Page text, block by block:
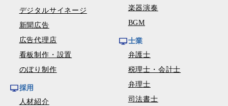
デジタルサイネージ
新聞広告
広告代理店
看板制作・設置
のぼり制作
採用
人材紹介
楽器演奏
BGM
士業
弁護士
税理士・会計士
弁理士
司法書士